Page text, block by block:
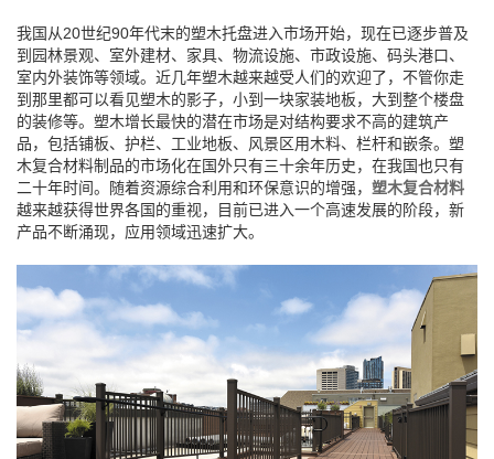
我国从20世纪90年代末的塑木托盘进入市场开始，现在已逐步普及
到园林景观、室外建材、家具、物流设施、市政设施、码头港口、
室内外装饰等领域。近几年塑木越来越受人们的欢迎了，不管你走
到那里都可以看见塑木的影子，小到一块家装地板，大到整个楼盘
的装修等。塑木增长最快的潜在市场是对结构要求不高的建筑产
品，包括铺板、护栏、工业地板、风景区用木料、栏杆和嵌条。塑
木复合材料制品的市场化在国外只有三十余年历史，在我国也只有
二十年时间。随着资源综合利用和环保意识的增强， 塑木复合材料
越来越获得世界各国的重视，目前已进入一个高速发展的阶段，新
产品不断涌现，应用领域迅速扩大。